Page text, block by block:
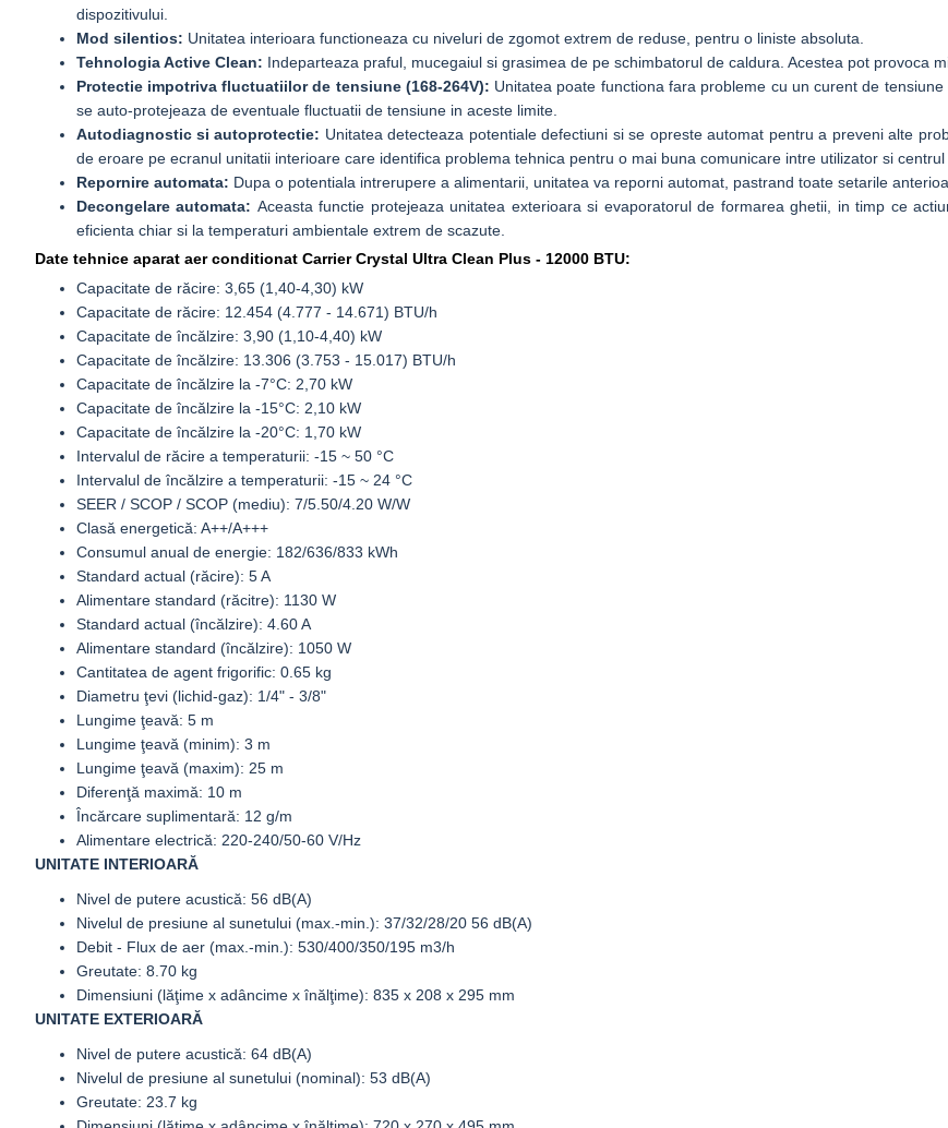
dispozitivului.
Mod silentios: Unitatea interioara functioneaza cu niveluri de zgomot extrem de reduse, pentru o liniste absoluta.
Tehnologia Active Clean: Indeparteaza praful, mucegaiul si grasimea de pe schimbatorul de caldura. Acestea pot provoca
Protectie impotriva fluctuatiilor de tensiune (168-264V): Unitatea poate functiona fara probleme cu un curent de tensiune
se auto-protejeaza de eventuale fluctuatii de tensiune in aceste limite.
Autodiagnostic si autoprotectie: Unitatea detecteaza potentiale defectiuni si se opreste automat pentru a preveni alte
de eroare pe ecranul unitatii interioare care identifica problema tehnica pentru o mai buna comunicare intre utilizator si centrul
Repornire automata: Dupa o potentiala intrerupere a alimentarii, unitatea va reporni automat, pastrand toate setarile
Decongelare automata: Aceasta functie protejeaza unitatea exterioara si evaporatorul de formarea ghetii, in timp ce
eficienta chiar si la temperaturi ambientale extrem de scazute.
Date tehnice aparat aer conditionat Carrier Crystal Ultra Clean Plus - 12000 BTU:
Capacitate de răcire: 3,65 (1,40-4,30) kW
Capacitate de răcire: 12.454 (4.777 - 14.671) BTU/h
Capacitate de încălzire: 3,90 (1,10-4,40) kW
Capacitate de încălzire: 13.306 (3.753 - 15.017) BTU/h
Capacitate de încălzire la -7°C: 2,70 kW
Capacitate de încălzire la -15°C: 2,10 kW
Capacitate de încălzire la -20°C: 1,70 kW
Intervalul de răcire a temperaturii: -15 ~ 50 °C
Intervalul de încălzire a temperaturii: -15 ~ 24 °C
SEER / SCOP / SCOP (mediu): 7/5.50/4.20 W/W
Clasă energetică: A++/A+++
Consumul anual de energie: 182/636/833 kWh
Standard actual (răcire): 5 A
Alimentare standard (răcitre): 1130 W
Standard actual (încălzire): 4.60 A
Alimentare standard (încălzire): 1050 W
Cantitatea de agent frigorific: 0.65 kg
Diametru ţevi (lichid-gaz): 1/4" - 3/8"
Lungime ţeavă: 5 m
Lungime ţeavă (minim): 3 m
Lungime ţeavă (maxim): 25 m
Diferenţă maximă: 10 m
Încărcare suplimentară: 12 g/m
Alimentare electrică: 220-240/50-60 V/Hz
UNITATE INTERIOARĂ
Nivel de putere acustică: 56 dB(A)
Nivelul de presiune al sunetului (max.-min.): 37/32/28/20 56 dB(A)
Debit - Flux de aer (max.-min.): 530/400/350/195 m3/h
Greutate: 8.70 kg
Dimensiuni (lăţime x adâncime x înălţime): 835 x 208 x 295 mm
UNITATE EXTERIOARĂ
Nivel de putere acustică: 64 dB(A)
Nivelul de presiune al sunetului (nominal): 53 dB(A)
Greutate: 23.7 kg